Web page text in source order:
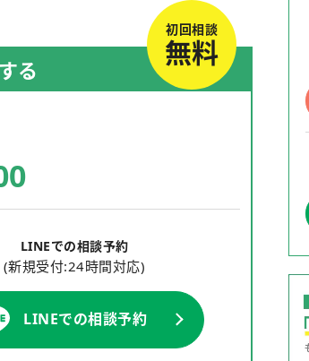
初回相談
無料
る
LINEでの相談予約
(新規受付:24時間対応)
LINEでの相談予約